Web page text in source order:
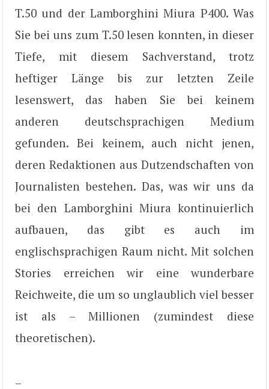
T.50 und der Lamborghini Miura P400. Was
Sie bei uns zum T.50 lesen konnten, in dieser
Tiefe, mit diesem Sachverstand, trotz
heftiger Länge bis zur letzten Zeile
lesenswert, das haben Sie bei keinem
anderen deutschsprachigen Medium
gefunden. Bei keinem, auch nicht jenen,
deren Redaktionen aus Dutzendschaften von
Journalisten bestehen. Das, was wir uns da
bei den Lamborghini Miura kontinuierlich
aufbauen, das gibt es auch im
englischsprachigen Raum nicht. Mit solchen
Stories erreichen wir eine wunderbare
Reichweite, die um so unglaublich viel besser
ist als – Millionen (zumindest diese
theoretischen).
–